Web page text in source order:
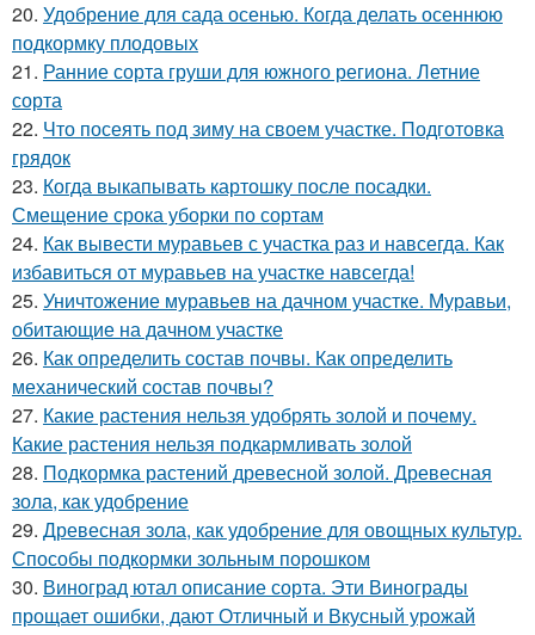
20. Удобрение для сада осенью. Когда делать осеннюю
подкормку плодовых
21. Ранние сорта груши для южного региона. Летние
сорта
22. Что посеять под зиму на своем участке. Подготовка
грядок
23. Когда выкапывать картошку после посадки.
Смещение срока уборки по сортам
24. Как вывести муравьев с участка раз и навсегда. Как
избавиться от муравьев на участке навсегда!
25. Уничтожение муравьев на дачном участке. Муравьи,
обитающие на дачном участке
26. Как определить состав почвы. Как определить
механический состав почвы?
27. Какие растения нельзя удобрять золой и почему.
Какие растения нельзя подкармливать золой
28. Подкормка растений древесной золой. Древесная
зола, как удобрение
29. Древесная зола, как удобрение для овощных культур.
Способы подкормки зольным порошком
30. Виноград ютал описание сорта. Эти Винограды
прощает ошибки, дают Отличный и Вкусный урожай